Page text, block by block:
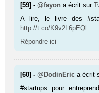
[59] -@fayon a écrit sur
A lire, le livre des
http://t.co/K9v2L6pEQl
Répondre ici
[60] -@DodinEric a écrit
#startups pour